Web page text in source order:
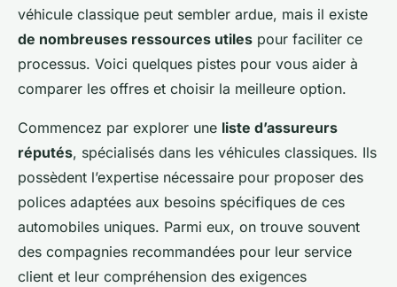
véhicule classique peut sembler ardue, mais il existe
de nombreuses ressources utiles pour faciliter ce
processus. Voici quelques pistes pour vous aider à
comparer les offres et choisir la meilleure option.
Commencez par explorer une liste d’assureurs
réputés, spécialisés dans les véhicules classiques. Ils
possèdent l’expertise nécessaire pour proposer des
polices adaptées aux besoins spécifiques de ces
automobiles uniques. Parmi eux, on trouve souvent
des compagnies recommandées pour leur service
client et leur compréhension des exigences